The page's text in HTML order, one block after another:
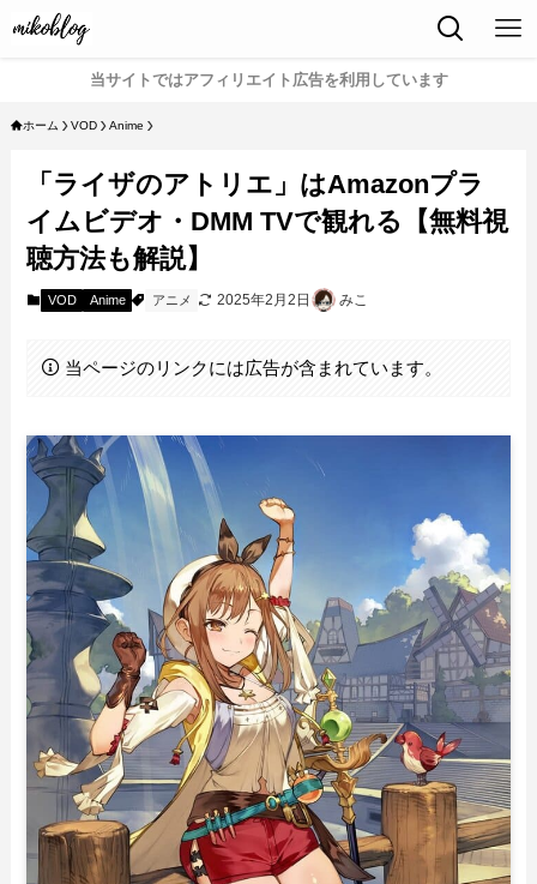
当サイトではアフィリエイト広告を利用しています
ホーム VOD Anime
「ライザのアトリエ」はAmazonプラ
イムビデオ・DMM TVで観れる【無料視
聴方法も解説】
VOD Anime アニメ 2025年2月2日 みこ
当ページのリンクには広告が含まれています。